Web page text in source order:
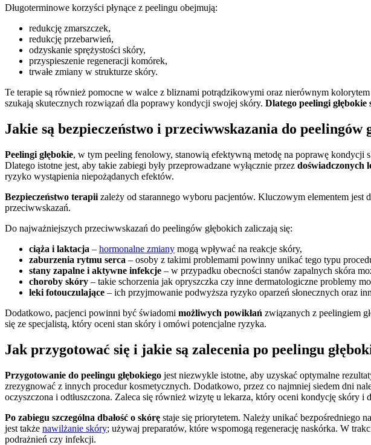
Długoterminowe korzyści płynące z peelingu obejmują:
redukcję zmarszczek,
redukcję przebarwień,
odzyskanie sprężystości skóry,
przyspieszenie regeneracji komórek,
trwałe zmiany w strukturze skóry.
Te terapie są również pomocne w walce z bliznami potrądzikowymi oraz nierównym
szukają skutecznych rozwiązań dla poprawy kondycji swojej skóry. Dlatego peelingi
Jakie są bezpieczeństwo i przeciwwskazania do peelingów
Peelingi głębokie, w tym peeling fenolowy, stanowią efektywną metodę na poprawę
Dlatego istotne jest, aby takie zabiegi były przeprowadzane wyłącznie przez doświadczonych
ryzyko wystąpienia niepożądanych efektów.
Bezpieczeństwo terapii zależy od starannego wyboru pacjentów. Kluczowym elementem jest
przeciwwskazań.
Do najważniejszych przeciwwskazań do peelingów głębokich zaliczają się:
ciąża i laktacja – hormonalne zmiany mogą wpływać na reakcje skóry,
zaburzenia rytmu serca – osoby z takimi problemami powinny unikać tego typu
stany zapalne i aktywne infekcje – w przypadku obecności stanów zapalnych skóra
choroby skóry – takie schorzenia jak opryszczka czy inne dermatologiczne problemy
leki fotouczulające – ich przyjmowanie podwyższa ryzyko oparzeń słonecznych oraz
Dodatkowo, pacjenci powinni być świadomi możliwych powikłań związanych z peelingiem
się ze specjalistą, który oceni stan skóry i omówi potencjalne ryzyka.
Jak przygotować się i jakie są zalecenia po peelingu
Przygotowanie do peelingu głębokiego jest niezwykle istotne, aby uzyskać optymalne
zrezygnować z innych procedur kosmetycznych. Dodatkowo, przez co najmniej siedem dni
oczyszczona i odtłuszczona. Zaleca się również wizytę u lekarza, który oceni kondycję skóry i
Po zabiegu szczególna dbałość o skórę staje się priorytetem. Należy unikać bezpośredniego
jest także nawilżanie skóry; używaj preparatów, które wspomogą regenerację naskórka. W
podrażnień czy infekcji.